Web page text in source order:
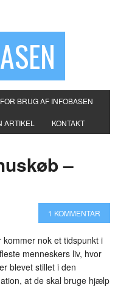
BRUG AF INFOBASEN
KONTAKT
–
1 KOMMENTAR
kommer nok et tidspunkt i
menneskers liv, hvor
blevet stillet i den
at de skal bruge hjælp